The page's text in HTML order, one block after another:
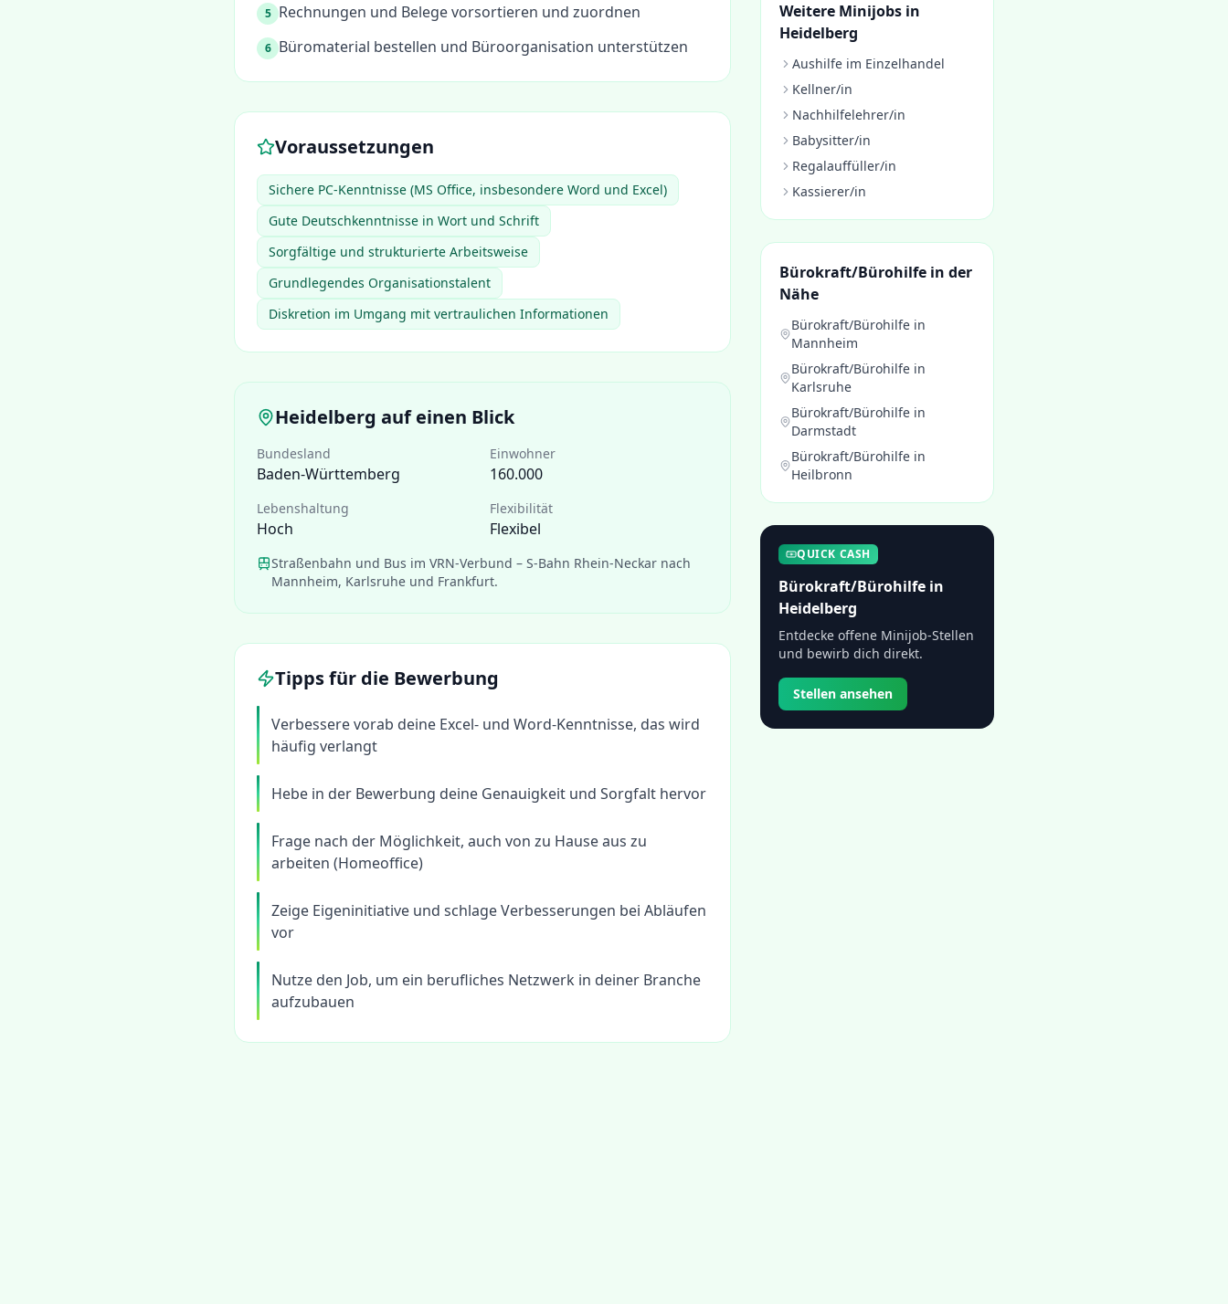
5 Rechnungen und Belege vorsortieren und zuordnen
6 Büromaterial bestellen und Büroorganisation unterstützen
Voraussetzungen
Sichere PC-Kenntnisse (MS Office, insbesondere Word und Excel)
Gute Deutschkenntnisse in Wort und Schrift
Sorgfältige und strukturierte Arbeitsweise
Grundlegendes Organisationstalent
Diskretion im Umgang mit vertraulichen Informationen
Heidelberg auf einen Blick
Bundesland
Baden-Württemberg
Einwohner
160.000
Lebenshaltung
Hoch
Flexibilität
Flexibel
Straßenbahn und Bus im VRN-Verbund – S-Bahn Rhein-Neckar nach
Mannheim, Karlsruhe und Frankfurt.
Tipps für die Bewerbung
Verbessere vorab deine Excel- und Word-Kenntnisse, das wird
häufig verlangt
Hebe in der Bewerbung deine Genauigkeit und Sorgfalt hervor
Frage nach der Möglichkeit, auch von zu Hause aus zu
arbeiten (Homeoffice)
Zeige Eigeninitiative und schlage Verbesserungen bei Abläufen
vor
Nutze den Job, um ein berufliches Netzwerk in deiner Branche
aufzubauen
Weitere Minijobs in
Heidelberg
Aushilfe im Einzelhandel
Kellner/in
Nachhilfelehrer/in
Babysitter/in
Regalauffüller/in
Kassierer/in
Bürokraft/Bürohilfe in der
Nähe
Bürokraft/Bürohilfein
Mannheim
Bürokraft/Bürohilfein
Karlsruhe
Bürokraft/Bürohilfein
Darmstadt
Bürokraft/Bürohilfein
Heilbronn
QUICK CASH
Bürokraft/Bürohilfe in
Heidelberg
Entdecke offene Minijob-Stellen
und bewirb dich direkt.
Stellen ansehen